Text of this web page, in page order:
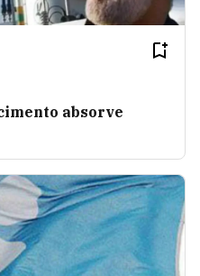
absorve